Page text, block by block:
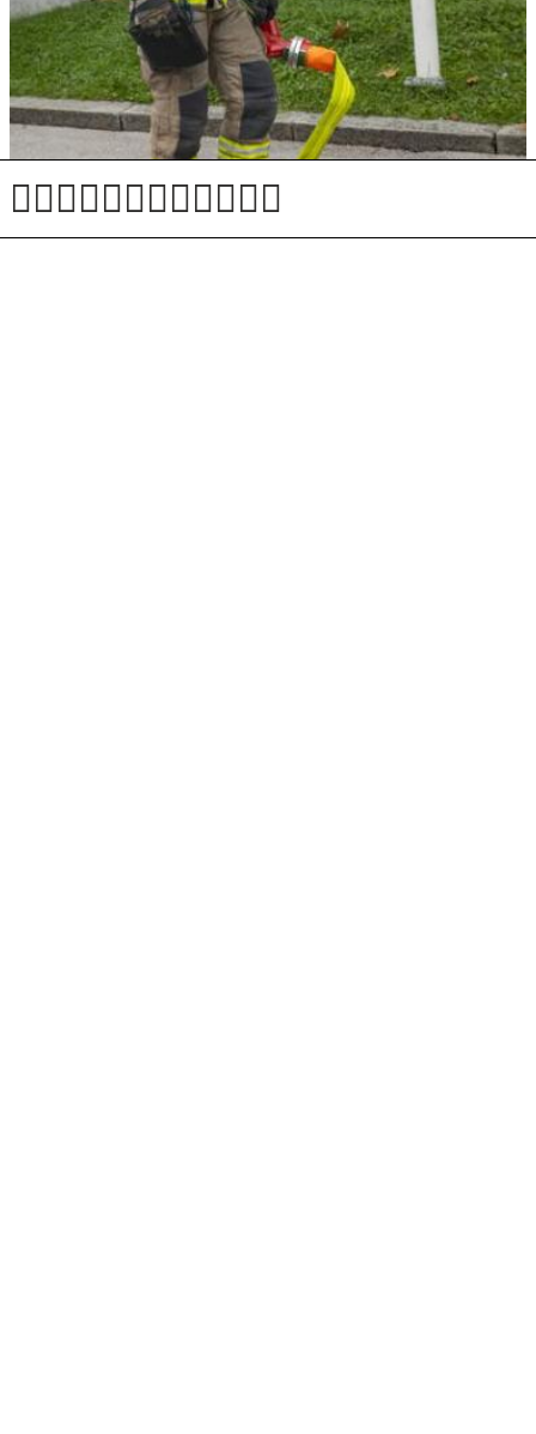
V požaru industrijske hale v Izoli za več kot 300 tisoč